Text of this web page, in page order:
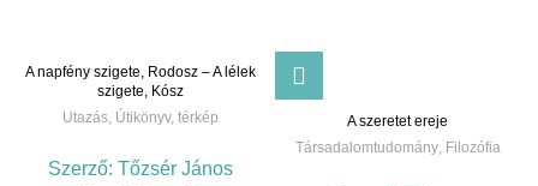
A napfény szigete, Rodosz – A lélek
szigete, Kósz
Utazás, Útikönyv, térkép
Szerző: Tőzsér János
A szeretet ereje
Társadalomtudomány, Filozófia